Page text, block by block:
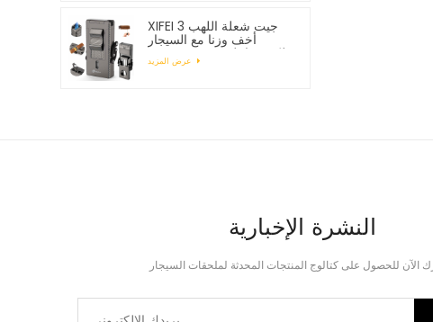
XIFEI 3 جيت شعلة اللهب
أخف وزنا مع السيجار
Vcutter لكمة حامل رسم
محسن
النشرة الإخبارية